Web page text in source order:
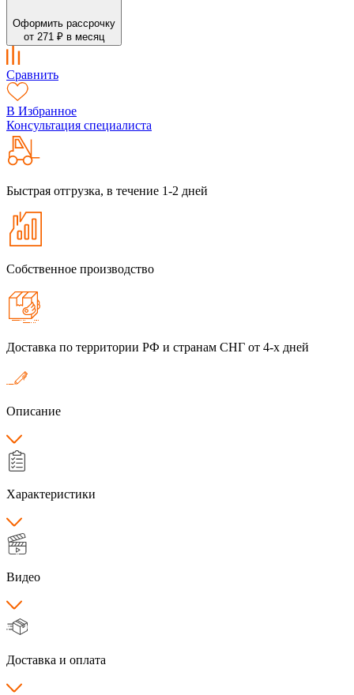
Оформить рассрочку
от 271 ₽ в месяц
Сравнить
В Избранное
Консультация специалиста
Быстрая отгрузка, в течение 1-2 дней
Собственное производство
Доставка по территории РФ и странам СНГ от 4-х дней
Описание
Характеристики
Видео
Доставка и оплата